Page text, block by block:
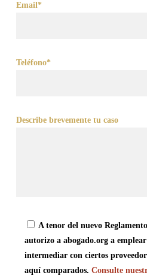
Email*
Teléfono*
Describe brevemente tu caso
A tenor del nuevo
autorizo a abogado.org a
intermediar con ciertos
aquí comparados. Consulte